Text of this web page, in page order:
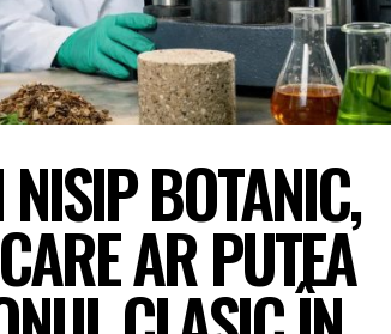
BOTANIC,
AR PUTEA